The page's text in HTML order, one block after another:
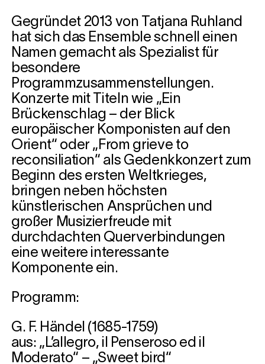
Gegründet 2013 von Tatjana Ruhland
hat sich das Ensemble schnell einen
Namen gemacht als Spezialist für
besondere
Programmzusammenstellungen.
Konzerte mit Titeln wie „Ein
Brückenschlag – der Blick
europäischer Komponisten auf den
Orient“ oder „From grieve to
reconsiliation“ als Gedenkkonzert zum
Beginn des ersten Weltkrieges,
bringen neben höchsten
künstlerischen Ansprüchen und
großer Musizierfreude mit
durchdachten Querverbindungen
eine weitere interessante
Komponente ein.
Programm:
G. F. Händel (1685-1759)
aus: „L’allegro, il Penseroso ed il
Moderato“ – „Sweet bird“